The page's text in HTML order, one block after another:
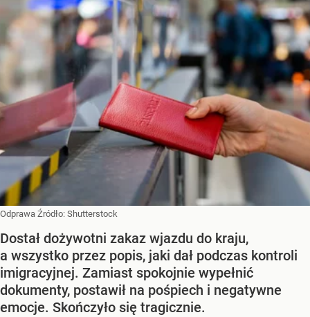
Odprawa Źródło: Shutterstock
Dostał dożywotni zakaz wjazdu do kraju,
a wszystko przez popis, jaki dał podczas kontroli
imigracyjnej. Zamiast spokojnie wypełnić
dokumenty, postawił na pośpiech i negatywne
emocje. Skończyło się tragicznie.